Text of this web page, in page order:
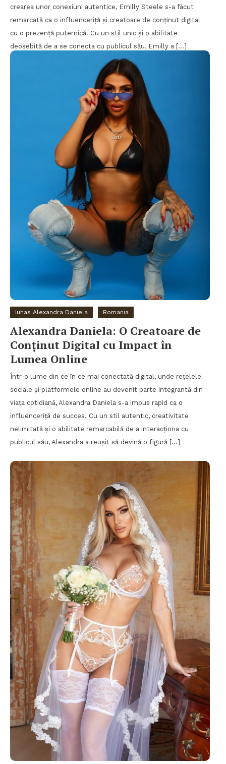
crearea unor conexiuni autentice, Emilly Steele s-a făcut
remarcată ca o influenceriță și creatoare de conținut digital
cu o prezență puternică. Cu un stil unic și o abilitate
deosebită de a se conecta cu publicul său, Emilly a […]
Iuhas Alexandra Daniela Romania
Alexandra Daniela: O Creatoare de
Conținut Digital cu Impact în
Lumea Online
Într-o lume din ce în ce mai conectată digital, unde rețelele
sociale și platformele online au devenit parte integrantă din
viața cotidiană, Alexandra Daniela s-a impus rapid ca o
influenceriță de succes. Cu un stil autentic, creativitate
nelimitată și o abilitate remarcabilă de a interacționa cu
publicul său, Alexandra a reușit să devină o figură […]